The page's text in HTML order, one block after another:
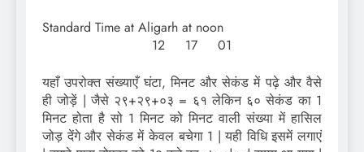
Standard Time at Aligarh at noon
12 17 01
यहाँ उपरोक्त संख्याएँ घंटा, मिनट और सेकंड में पढ़े और वैसे
ही जोड़ें | जैसे २९+२९+०३ = ६१ लेकिन ६० सेकंड का 1
मिनट होता है सो 1 मिनट को मिनट वाली संख्या में हासिल
जोड़ देंगे और सेकंड में केवल बचेगा 1 | यही विधि इसमें लगाएं